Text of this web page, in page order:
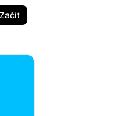
Začít